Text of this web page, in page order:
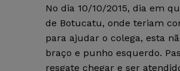
No dia 10/10/2015, dia em
de Botucatu, onde teriam
para ajudar o colega, esta
braço e punho esquerdo.
resgate chegar e ser